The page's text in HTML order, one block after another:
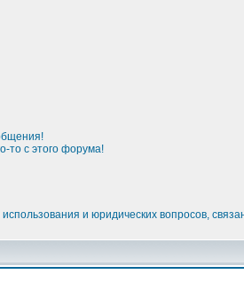
то с этого форума!
и юридических вопросов,